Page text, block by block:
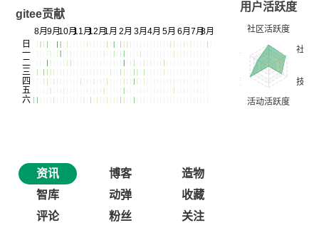
gitee贡献
用户活跃度
资讯 博客
造物
智库
动弹
收藏
评论
粉丝 关注